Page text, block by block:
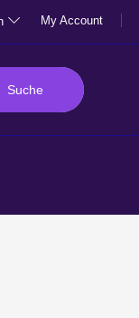
My Account
Suche